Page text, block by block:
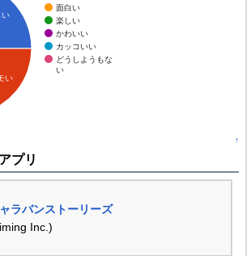
面白い
楽しい
かわいい
カッコいい
どうしようもな
い
い
い
↑
プリ
ラバンストーリーズ
Inc.)